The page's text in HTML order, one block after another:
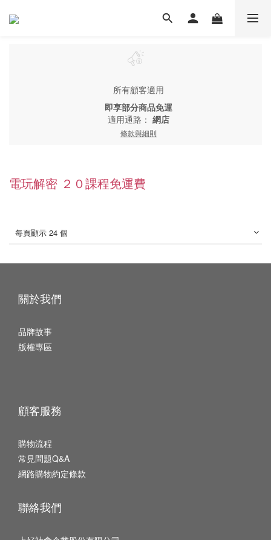
所有顧客適用
即享部分商品免運
適用通路： 網店
條款與細則
電玩解密 ２０課程免運費
每頁顯示 24 個
關於我們
品牌故事
版權專區
顧客服務
購物流程
常見問題Q&A
網路購物約定條款
聯絡我們